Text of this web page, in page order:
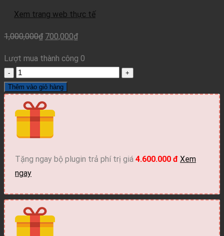
Xem trang web thực tế
1,000,000₫ 700,000₫
Lượt mua thành công 0
Theme
wordpress
dịch
vụ
số
lượng
Thêm vào giỏ hàng
Tặng ngay bộ plugin trả phí trị giá 4.600.000 đ Xem
ngay